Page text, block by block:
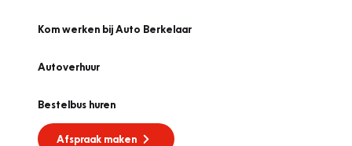
Kom werken bij Auto Berkelaar
Autoverhuur
Bestelbus huren
Afspraak maken